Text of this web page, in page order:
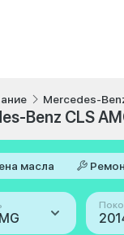
Mercedes-
Benz CLS
масла